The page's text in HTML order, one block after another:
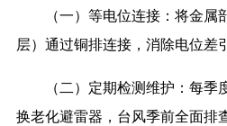
（一）等电位连接：将金
层）通过铜排连接，消除电位差
（二）定期检测维护：每
换老化避雷器，台风季前全面排